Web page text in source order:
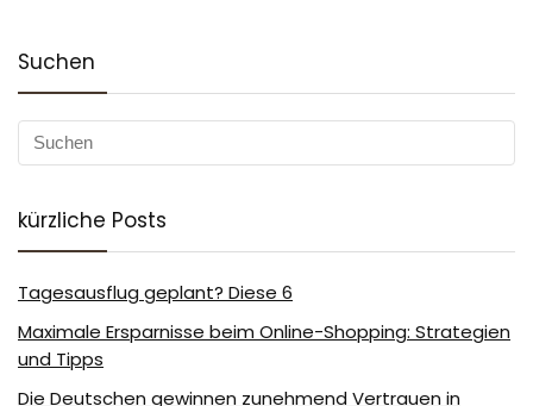
Suchen
kürzliche Posts
Tagesausflug geplant? Diese 6
Maximale Ersparnisse beim Online-Shopping: Strategien
und Tipps
Die Deutschen gewinnen zunehmend Vertrauen in